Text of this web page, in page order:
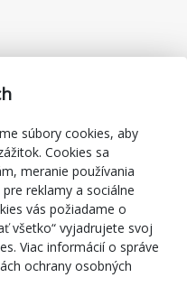
súbory cookies, aby
Cookies sa
meranie používania
reklamy a sociálne
vás požiadame o
všetko“ vyjadrujete svoj
Viac informácií o správe
ochrany osobných